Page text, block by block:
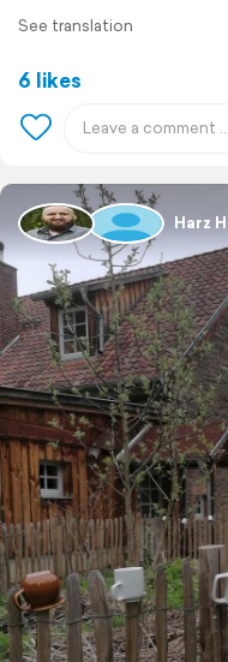
See translation
6 likes
Harz